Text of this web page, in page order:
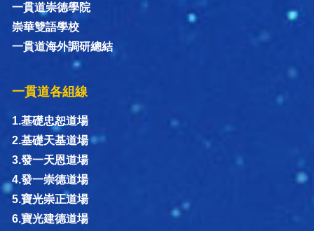
一貫道崇德學院
崇華雙語學校
一貫道海外調研總結
一貫道各組線
1.基礎忠恕道場
2.基礎天基道場
3.發一天恩道場
4.發一崇德道場
5.寶光崇正道場
6.寶光建德道場